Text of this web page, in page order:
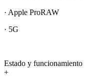
· Apple ProRAW
· 5G
Estado y funcionamiento
+